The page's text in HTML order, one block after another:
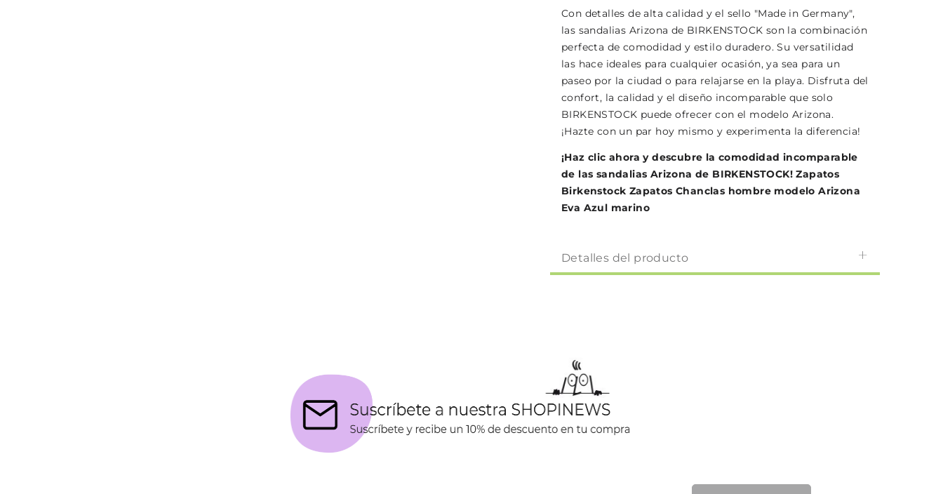
Con detalles de alta calidad y el sello "Made in Germany",
las sandalias Arizona de BIRKENSTOCK son la combinación
perfecta de comodidad y estilo duradero. Su versatilidad
las hace ideales para cualquier ocasión, ya sea para un
paseo por la ciudad o para relajarse en la playa. Disfruta del
confort, la calidad y el diseño incomparable que solo
BIRKENSTOCK puede ofrecer con el modelo Arizona.
¡Hazte con un par hoy mismo y experimenta la diferencia!
¡Haz clic ahora y descubre la comodidad incomparable
de las sandalias Arizona de BIRKENSTOCK! Zapatos
Birkenstock Zapatos Chanclas hombre modelo Arizona
Eva Azul marino
Detalles del producto